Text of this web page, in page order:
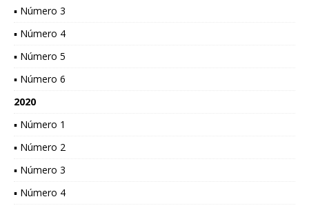
▪ Número 3
▪ Número 4
▪ Número 5
▪ Número 6
2020
▪ Número 1
▪ Número 2
▪ Número 3
▪ Número 4